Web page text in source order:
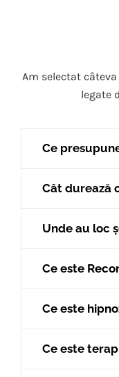
Am selectat
legate
Ce
Cât durează
Unde au loc
Ce este
Ce este
Ce este